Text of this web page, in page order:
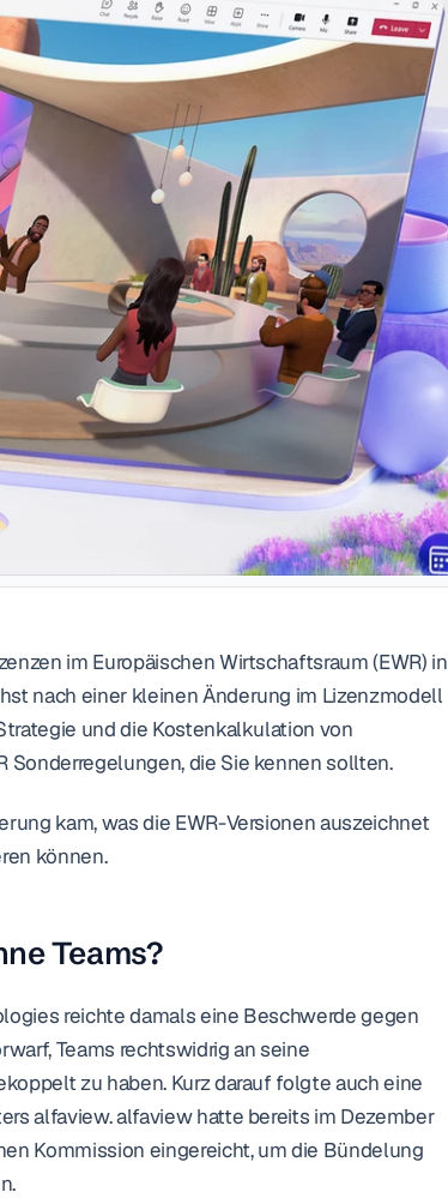
im Europäischen Wirtschaftsraum (EWR) in
nach einer kleinen Änderung im Lizenzmodell
und die Kostenkalkulation von
Sonderregelungen, die Sie kennen sollten.
kam, was die EWR-Versionen auszeichnet
können.
Teams?
reichte damals eine Beschwerde gegen
Teams rechtswidrig an seine
zu haben. Kurz darauf folgte auch eine
alfaview. alfaview hatte bereits im Dezember
Kommission eingereicht, um die Bündelung